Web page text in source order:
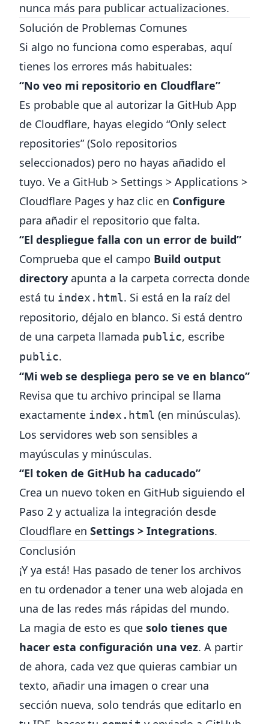
nunca más para publicar actualizaciones.
Solución de Problemas Comunes
Si algo no funciona como esperabas, aquí
tienes los errores más habituales:
“No veo mi repositorio en Cloudflare”
Es probable que al autorizar la GitHub App
de Cloudflare, hayas elegido “Only select
repositories” (Solo repositorios
seleccionados) pero no hayas añadido el
tuyo. Ve a GitHub > Settings > Applications >
Cloudflare Pages y haz clic en Configure
para añadir el repositorio que falta.
“El despliegue falla con un error de build”
Comprueba que el campo Build output
directory apunta a la carpeta correcta donde
está tu index.html. Si está en la raíz del
repositorio, déjalo en blanco. Si está dentro
de una carpeta llamada public, escribe
public.
“Mi web se despliega pero se ve en blanco”
Revisa que tu archivo principal se llama
exactamente index.html (en minúsculas).
Los servidores web son sensibles a
mayúsculas y minúsculas.
“El token de GitHub ha caducado”
Crea un nuevo token en GitHub siguiendo el
Paso 2 y actualiza la integración desde
Cloudflare en Settings > Integrations.
Conclusión
¡Y ya está! Has pasado de tener los archivos
en tu ordenador a tener una web alojada en
una de las redes más rápidas del mundo.
La magia de esto es que solo tienes que
hacer esta configuración una vez. A partir
de ahora, cada vez que quieras cambiar un
texto, añadir una imagen o crear una
sección nueva, solo tendrás que editarlo en